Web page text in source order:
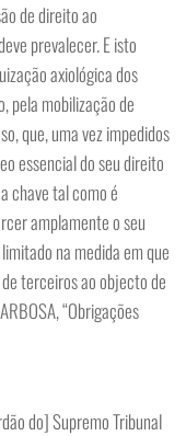
de direito ao
prevalecer. E isto
axiológica dos
pela mobilização de
que, uma vez impedidos
essencial do seu direito
chave tal como é
amplamente o seu
na medida em que
terceiros ao objecto de
“Obrigações
do] Supremo Tribunal